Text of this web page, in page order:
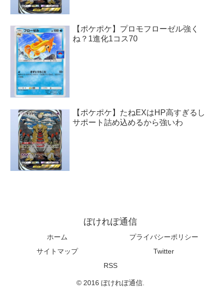
【ポケポケ】プロモフローゼル強く
ね？1進化1コス70
【ポケポケ】たねEXはHP高すぎるし
サポート詰め込めるから強いわ
ぽけれぽ通信
ホーム
プライバシーポリシー
サイトマップ
Twitter
RSS
© 2016 ぽけれぽ通信.